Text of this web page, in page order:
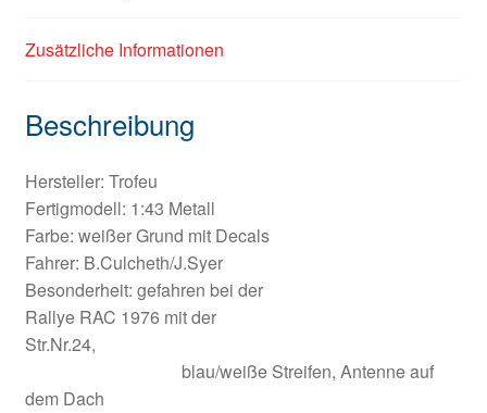
Zusätzliche Informationen
Beschreibung
Hersteller: Trofeu
Fertigmodell: 1:43 Metall
Farbe: weißer Grund mit Decals
Fahrer: B.Culcheth/J.Syer
Besonderheit: gefahren bei der
Rallye RAC 1976 mit der
Str.Nr.24,
blau/weiße Streifen, Antenne auf
dem Dach